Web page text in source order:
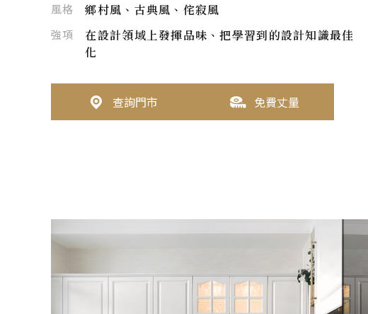
風格 鄉村風、古典風、侘寂風
強項
在設計領域上發揮品味、把學習到的設計知識最佳
化
查詢門市 免費丈量